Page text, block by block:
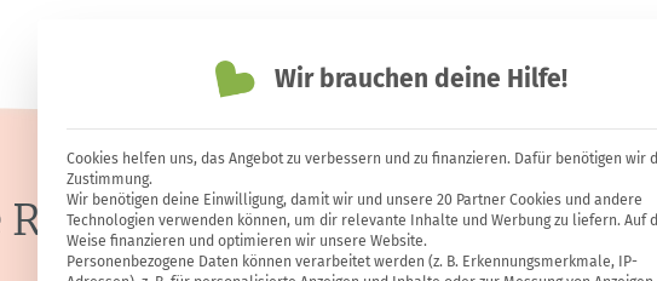
in den Speiseplan
Wir brauchen deine Hilfe!
Cookies helfen uns, das Angebot zu verbessern und zu finanzieren. Dafür benötigen wir
Zustimmung.
Wir benötigen deine Einwilligung, damit wir und unsere 20 Partner Cookies und andere
Technologien verwenden können, um dir relevante Inhalte und Werbung zu liefern. Auf
Weise finanzieren und optimieren wir unsere Website.
Personenbezogene Daten können verarbeitet werden (z. B. Erkennungsmerkmale, IP-